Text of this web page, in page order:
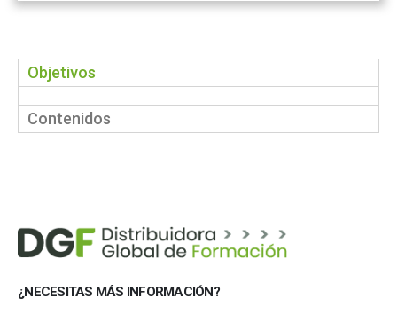
Objetivos
Contenidos
¿NECESITAS MÁS INFORMACIÓN?